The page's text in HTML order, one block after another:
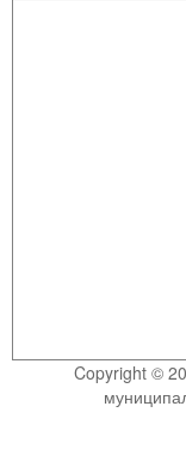
Copyright ©